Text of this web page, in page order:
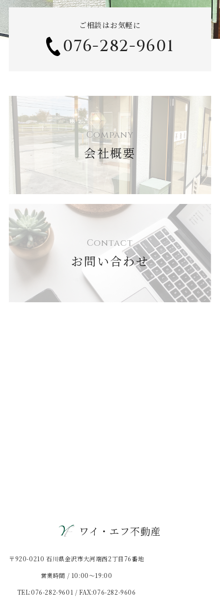
ご相談はお気軽に
076-282-9601
Company
会社概要
Contact
お問い合わせ
ワイ・エフ不動産
〒920-0210 石川県金沢市大河端西2丁目76番地
営業時間 / 10:00〜19:00
TEL:076-282-9601 / FAX:076-282-9606